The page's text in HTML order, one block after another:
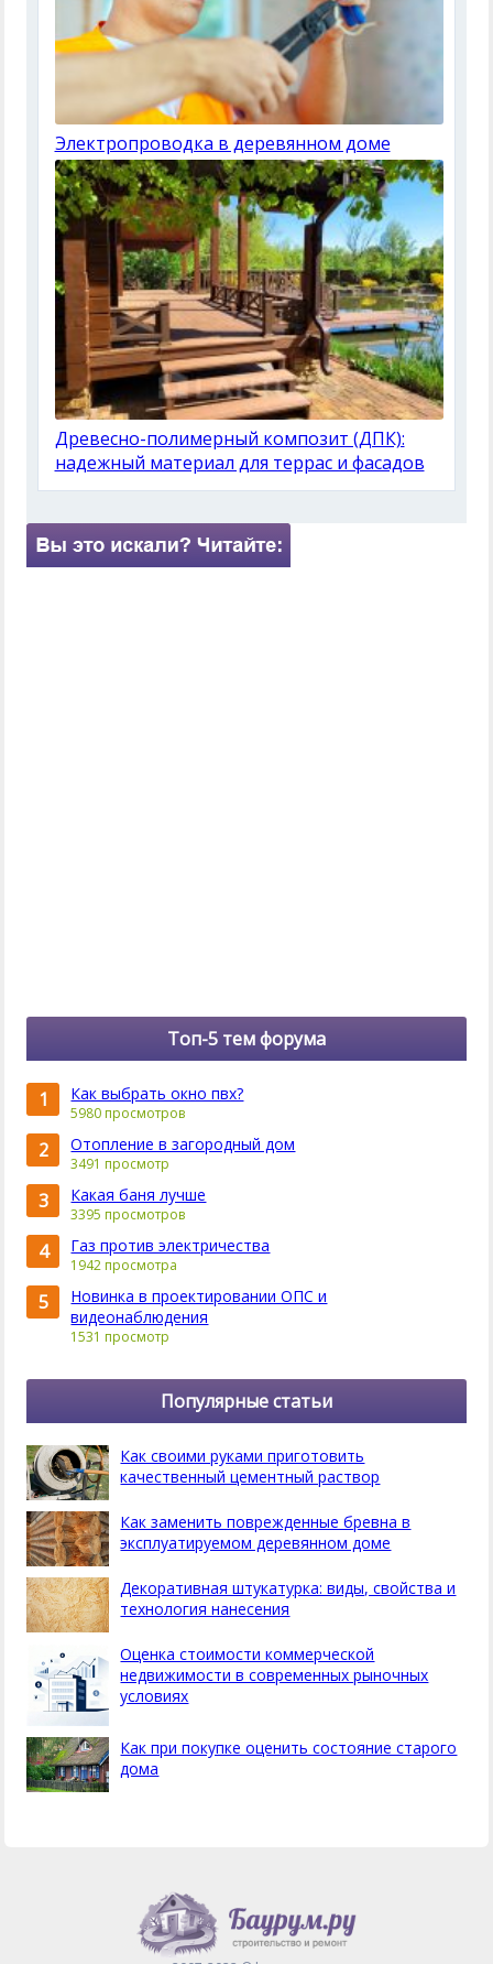
Электропроводка в деревянном доме
Древесно-полимерный композит (ДПК):
надежный материал для террас и фасадов
Топ-5 тем форума
1 Как выбрать окно пвх?
5980 просмотров
2 Отопление в загородный дом
3491 просмотр
3 Какая баня лучше
3395 просмотров
4 Газ против электричества
1942 просмотра
5
Новинка в проектировании ОПС и
видеонаблюдения
1531 просмотр
Популярные статьи
Как своими руками приготовить
качественный цементный раствор
Как заменить поврежденные бревна в
эксплуатируемом деревянном доме
Декоративная штукатурка: виды, свойства и
технология нанесения
Оценка стоимости коммерческой
недвижимости в современных рыночных
условиях
Как при покупке оценить состояние старого
дома